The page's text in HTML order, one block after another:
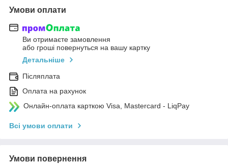
Умови оплати
Ви отримаєте замовлення
або гроші повернуться на вашу картку
Детальніше
Післяплата
Оплата на рахунок
Онлайн-оплата карткою Visa, Mastercard - LiqPay
Всі умови оплати
Умови повернення